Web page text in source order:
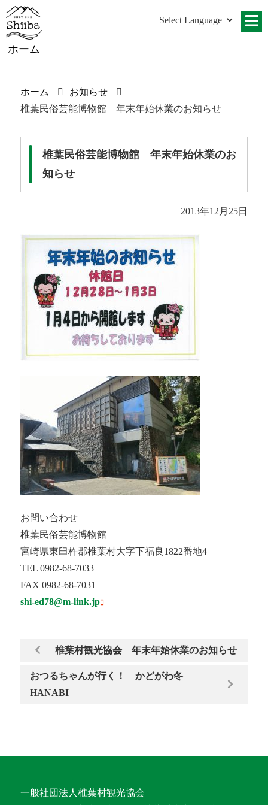
ホーム
ホーム
お知らせ
椎葉民俗芸能博物館 年末年始休業のお知らせ
椎葉民俗芸能博物館 年末年始休業のお
知らせ
2013年12月25日
お問い合わせ
椎葉民俗芸能博物館
宮崎県東臼杵郡椎葉村大字下福良1822番地4
TEL 0982-68-7033
FAX 0982-68-7031
shi-ed78@m-link.jp
椎葉村観光協会 年末年始休業のお知らせ
おつるちゃんが行く！ かどがわ冬
HANABI
一般社団法人椎葉村観光協会